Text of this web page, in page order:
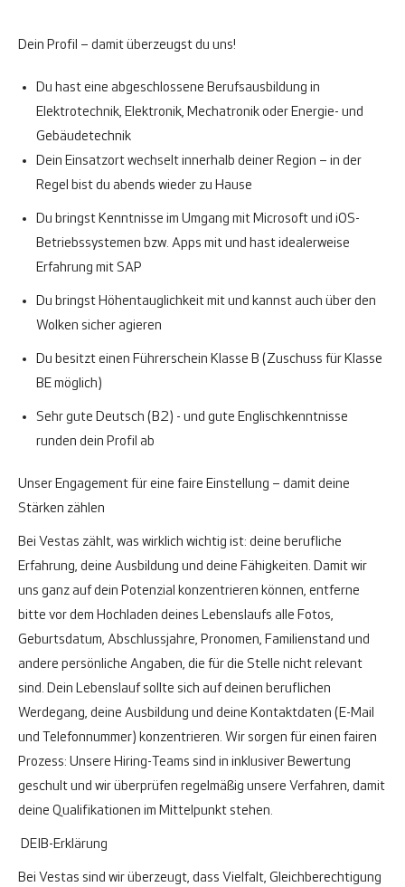
Dein Profil – damit überzeugst du uns!
Du hast eine abgeschlossene Berufsausbildung in
Elektrotechnik, Elektronik, Mechatronik oder Energie- und
Gebäudetechnik
Dein Einsatzort wechselt innerhalb deiner Region – in der
Regel bist du abends wieder zu Hause
Du bringst Kenntnisse im Umgang mit Microsoft und iOS-
Betriebssystemen bzw. Apps mit und hast idealerweise
Erfahrung mit SAP
Du bringst Höhentauglichkeit mit und kannst auch über den
Wolken sicher agieren
Du besitzt einen Führerschein Klasse B (Zuschuss für Klasse
BE möglich)
Sehr gute Deutsch (B2) - und gute Englischkenntnisse
runden dein Profil ab
Unser Engagement für eine faire Einstellung – damit deine
Stärken zählen
Bei Vestas zählt, was wirklich wichtig ist: deine berufliche
Erfahrung, deine Ausbildung und deine Fähigkeiten. Damit wir
uns ganz auf dein Potenzial konzentrieren können, entferne
bitte vor dem Hochladen deines Lebenslaufs alle Fotos,
Geburtsdatum, Abschlussjahre, Pronomen, Familienstand und
andere persönliche Angaben, die für die Stelle nicht relevant
sind. Dein Lebenslauf sollte sich auf deinen beruflichen
Werdegang, deine Ausbildung und deine Kontaktdaten (E-Mail
und Telefonnummer) konzentrieren. Wir sorgen für einen fairen
Prozess: Unsere Hiring-Teams sind in inklusiver Bewertung
geschult und wir überprüfen regelmäßig unsere Verfahren, damit
deine Qualifikationen im Mittelpunkt stehen.
DEIB-Erklärung
Bei Vestas sind wir überzeugt, dass Vielfalt, Gleichberechtigung